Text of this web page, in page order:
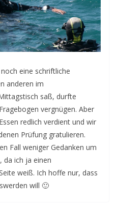
eine schriftliche
anderen im
saß, durfte
vergnügen. Aber
redlich verdient und wir
Prüfung gratulieren.
Fall weniger Gedanken um
da ich ja einen
weiß. Ich hoffe nur, dass
will 🙂